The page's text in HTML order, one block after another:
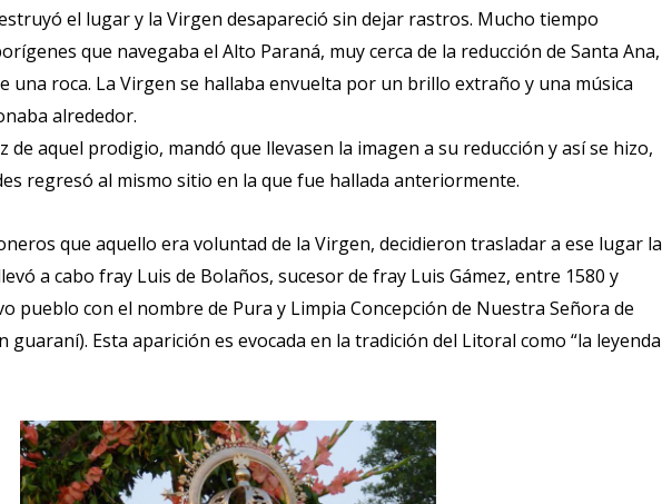
el lugar y la Virgen desapareció sin dejar rastros. Mucho tiempo
que navegaba el Alto Paraná, muy cerca de la reducción de Santa Ana,
una roca. La Virgen se hallaba envuelta por un brillo extraño y una música
alrededor.
de aquel prodigio, mandó que llevasen la imagen a su reducción y así se hizo,
regresó al mismo sitio en la que fue hallada anteriormente.
que aquello era voluntad de la Virgen, decidieron trasladar a ese lugar la
a cabo fray Luis de Bolaños, sucesor de fray Luis Gámez, entre 1580 y
pueblo con el nombre de Pura y Limpia Concepción de Nuestra Señora de
guaraní). Esta aparición es evocada en la tradición del Litoral como “la leyenda